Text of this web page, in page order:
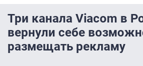
Три канала Viacom в
вернули себе
размещать рекламу